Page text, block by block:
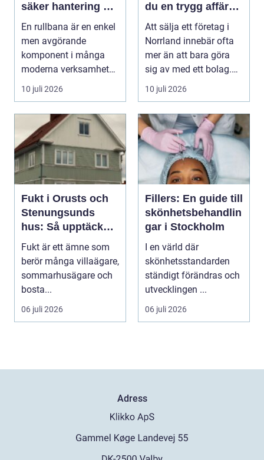
säker hantering av
gods
En rullbana är en enkel
men avgörande
komponent i många
moderna verksamheter.
Den används för att fl...
10 juli 2026
du en trygg affär
från start till mål
Att sälja ett företag i
Norrland innebär ofta
mer än att bara göra
sig av med ett bolag.
För många ä...
10 juli 2026
Fukt i Orusts och
Stenungsunds
hus: Så upptäcker
och åtgärdar du
problemet
Fukt är ett ämne som
berör många villaägare,
sommarhusägare och
bosta...
06 juli 2026
Fillers: En guide till
skönhetsbehandlin
gar i Stockholm
I en värld där
skönhetsstandarden
ständigt förändras och
utvecklingen ...
06 juli 2026
Adress